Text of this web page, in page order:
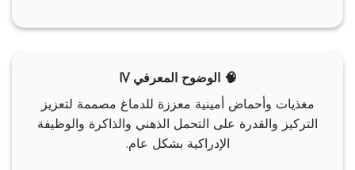
🧠 الوضوح المعرفي IV
مغذيات وأحماض أمينية معززة للدماغ مصممة لتعزيز
التركيز والقدرة على التحمل الذهني والذاكرة والوظيفة
الإدراكية بشكل عام.